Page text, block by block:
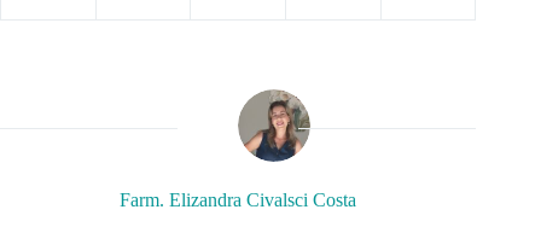
Farm. Elizandra Civalsci Costa